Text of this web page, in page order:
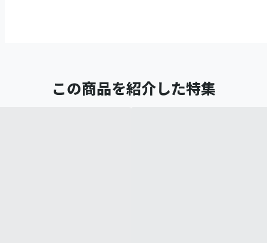
この商品を紹介した特集